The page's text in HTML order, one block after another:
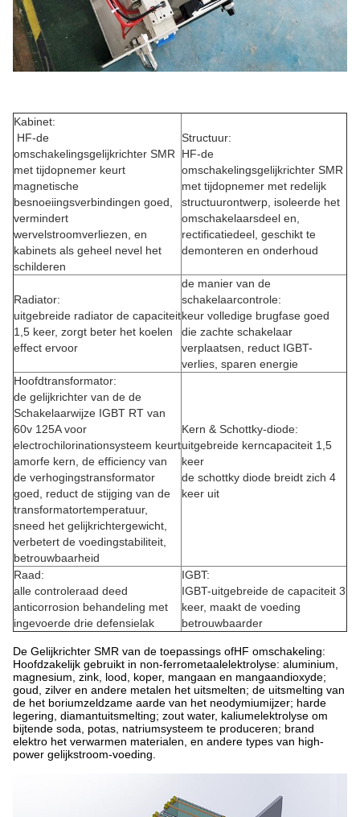
Kabinet:
HF-de
omschakelingsgelijkrichter SMR
met tijdopnemer keurt
magnetische
besnoeiingsverbindingen goed,
vermindert
wervelstroomverliezen, en
kabinets als geheel nevel het
schilderen
Structuur:
HF-de
omschakelingsgelijkrichter SMR
met tijdopnemer met redelijk
structuurontwerp, isoleerde het
omschakelaarsdeel en,
rectificatiedeel, geschikt te
demonteren en onderhoud
Radiator:
uitgebreide radiator de capaciteit
1,5 keer, zorgt beter het koelen
effect ervoor
de manier van de
schakelaarcontrole:
keur volledige brugfase goed
die zachte schakelaar
verplaatsen, reduct IGBT-
verlies, sparen energie
Hoofdtransformator:
de gelijkrichter van de de
Schakelaarwijze IGBT RT van
60v 125A voor
electrochilorinationsysteem keurt
amorfe kern, de efficiency van
de verhogingstransformator
goed, reduct de stijging van de
transformatortemperatuur,
sneed het gelijkrichtergewicht,
verbetert de voedingstabiliteit,
betrouwbaarheid
Kern & Schottky-diode:
uitgebreide kerncapaciteit 1,5
keer
de schottky diode breidt zich 4
keer uit
Raad:
alle controleraad deed
anticorrosion behandeling met
ingevoerde drie defensielak
IGBT:
IGBT-uitgebreide de capaciteit 3
keer, maakt de voeding
betrouwbaarder
De Gelijkrichter SMR van de toepassings ofHF omschakeling:
Hoofdzakelijk gebruikt in non-ferrometaalelektrolyse: aluminium,
magnesium, zink, lood, koper, mangaan en mangaandioxyde;
goud, zilver en andere metalen het uitsmelten; de uitsmelting van
de het boriumzeldzame aarde van het neodymiumijzer; harde
legering, diamantuitsmelting; zout water, kaliumelektrolyse om
bijtende soda, potas, natriumsysteem te produceren; brand
elektro het verwarmen materialen, en andere types van high-
power gelijkstroom-voeding.